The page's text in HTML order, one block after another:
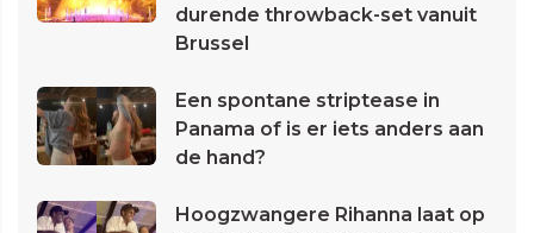
durende throwback-set vanuit
Brussel
Een spontane striptease in
Panama of is er iets anders aan
de hand?
Hoogzwangere Rihanna laat op